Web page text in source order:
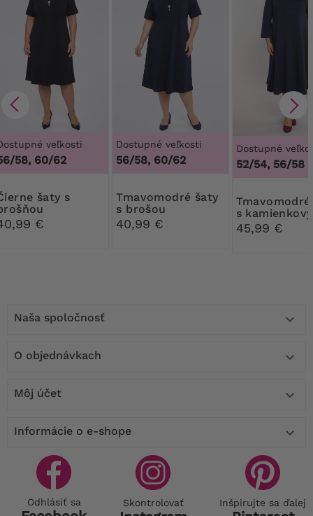
veľkosti
58, 60/62
s
€
Dostupné veľkosti
56/58, 60/62
Tmavomodré šaty
s brošou
40,99 €
Dostupné
52/54, 56/58
Tmavomodré šaty
s
kvietkom
45,99 €
Naša spoločnosť 
O objednávkach 
Môj účet 
Informácie o e-shope 
Odhlásiť sa Skontrolovať Inšpirujte sa ďalej